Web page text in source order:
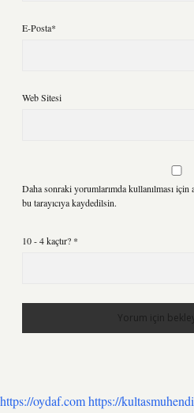
E-Posta*
Web Sitesi
Daha sonraki yorumlarımda kullanılması için
bu tarayıcıya kaydedilsin.
10 - 4 kaçtır? *
https://oydaf.comhttps://